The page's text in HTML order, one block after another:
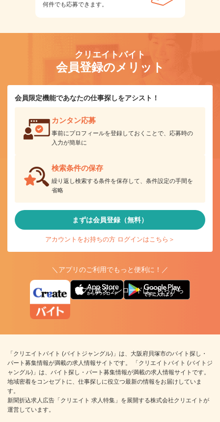
何件でも応募できます。
クリエイトバイト
会員登録のメリット
会員限定機能であなたの仕事探しをアシスト！
カンタン応募
事前にプロフィールを登録しておくことで、応募時の
入力が簡単に
検索条件の保存
繰り返し検索する条件を保存して、条件設定の手間を
省略
まずは会員登録（無料）
アカウントをお持ちの方 ログインはこちら＞
＼アプリのご利用でもっと便利に！／
アプリ版ダウンロードはこちらから
「クリエイトバイト (バイトジャングル)」は、大阪府貝塚市のバイト探し・
パート募集情報が満載の求人情報サイトです。 「クリエイトバイト (バイトジ
ャングル)」は、バイト探し・パート募集情報が満載の求人情報サイトです。
地域密着をコンセプトに、仕事探しに役立つ最新の情報をお届けしていま
す。
新聞折込求人広告「クリエイト 求人特集」を展開する株式会社クリエイトが
運営しています。